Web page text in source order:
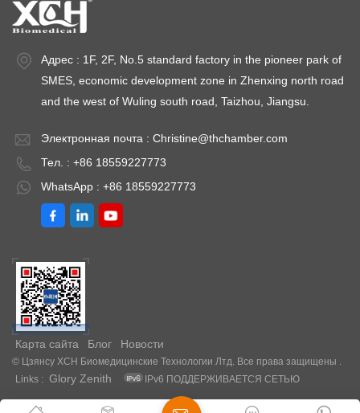
Адрес : 1F, 2F, No.5 standard factory in the pioneer park of
SMES, economic development zone in Zhenxing north road
and the west of Wuling south road, Taizhou, Jiangsu.
Электронная почта : Christine@thchamber.com
Тел. : +86 18559227773
WhatsApp : +86 18559227773
Карта сайта Блог Новости
© Цзянсу XCH Биомедицинские Технологии Лтд. Все права защищены .
Links :
Glory Zenith IPv6 ПОДДЕРЖИВАЕТСЯ СЕТЬЮ